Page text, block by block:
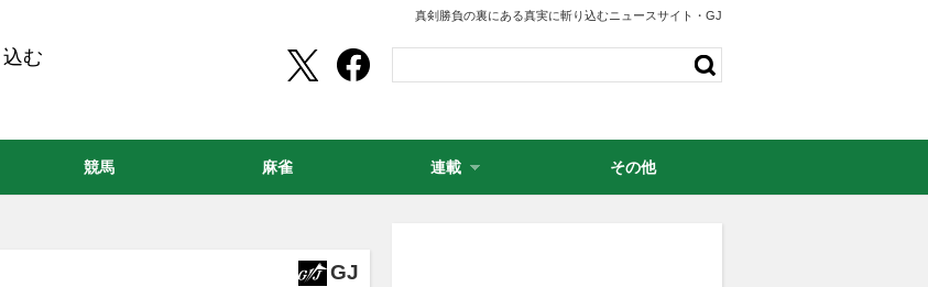
真剣勝負の裏にある真実に斬り込むニュースサイト・GJ
む
GJ
競馬 麻雀 連載 その他